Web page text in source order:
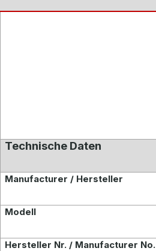
Technische Daten
Manufacturer / Hersteller
Modell
Hersteller Nr. / Manufacturer No.